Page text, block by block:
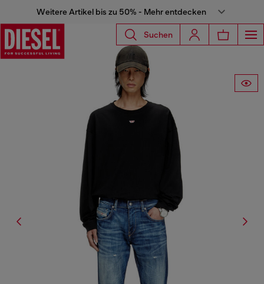
Weitere Artikel bis zu 50% - Mehr entdecken
Suchen